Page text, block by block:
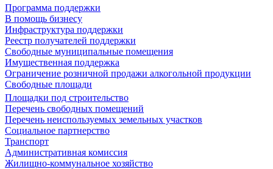
Программа поддержки
В помощь бизнесу
Инфраструктура поддержки
Реестр получателей поддержки
Свободные муниципальные помещения
Имущественная поддержка
Ограничение розничной продажи алкогольной продукции
Свободные площади
Площадки под строительство
Перечень свободных помещений
Перечень неиспользуемых земельных участков
Социальное партнерство
Транспорт
Административная комиссия
Жилищно-коммунальное хозяйство